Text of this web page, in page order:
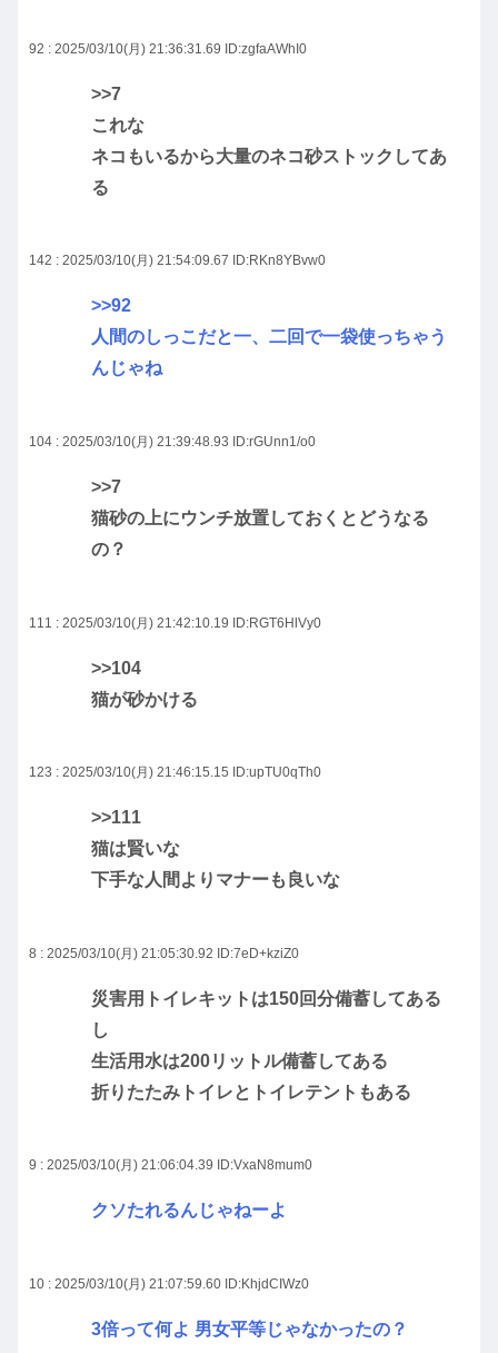
92 : 2025/03/10(月) 21:36:31.69 ID:zgfaAWhI0
>>7
これな
ネコもいるから大量のネコ砂ストックしてあ
る
142 : 2025/03/10(月) 21:54:09.67 ID:RKn8YBvw0
>>92
人間のしっこだと一、二回で一袋使っちゃう
んじゃね
104 : 2025/03/10(月) 21:39:48.93 ID:rGUnn1/o0
>>7
猫砂の上にウンチ放置しておくとどうなる
の？
111 : 2025/03/10(月) 21:42:10.19 ID:RGT6HlVy0
>>104
猫が砂かける
123 : 2025/03/10(月) 21:46:15.15 ID:upTU0qTh0
>>111
猫は賢いな
下手な人間よりマナーも良いな
8 : 2025/03/10(月) 21:05:30.92 ID:7eD+kziZ0
災害用トイレキットは150回分備蓄してある
し
生活用水は200リットル備蓄してある
折りたたみトイレとトイレテントもある
9 : 2025/03/10(月) 21:06:04.39 ID:VxaN8mum0
クソたれるんじゃねーよ
10 : 2025/03/10(月) 21:07:59.60 ID:KhjdCIWz0
3倍って何よ 男女平等じゃなかったの？